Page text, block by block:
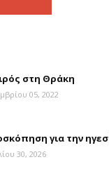
στη Θράκη
05, 2022
για την
30, 2026